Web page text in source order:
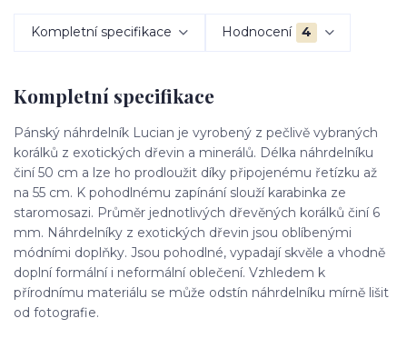
Kompletní specifikace Hodnocení 4
Kompletní specifikace
Pánský náhrdelník Lucian je vyrobený z pečlivě vybraných
korálků z exotických dřevin a minerálů. Délka náhrdelníku
činí 50 cm a lze ho prodloužit díky připojenému řetízku až
na 55 cm. K pohodlnému zapínání slouží karabinka ze
staromosazi. Průměr jednotlivých dřevěných korálků činí 6
mm. Náhrdelníky z exotických dřevin jsou oblíbenými
módními doplňky. Jsou pohodlné, vypadají skvěle a vhodně
doplní formální i neformální oblečení. Vzhledem k
přírodnímu materiálu se může odstín náhrdelníku mírně lišit
od fotografie.